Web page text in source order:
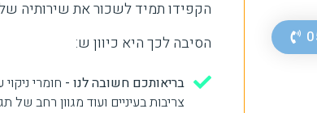
הקפידו תמיד לשכור את שירותיה
הסיבה לכך היא כיוון ש:
בריאותכם חשובה לנו - חומרי
צריבות בעיניים ועוד מגוון רחב